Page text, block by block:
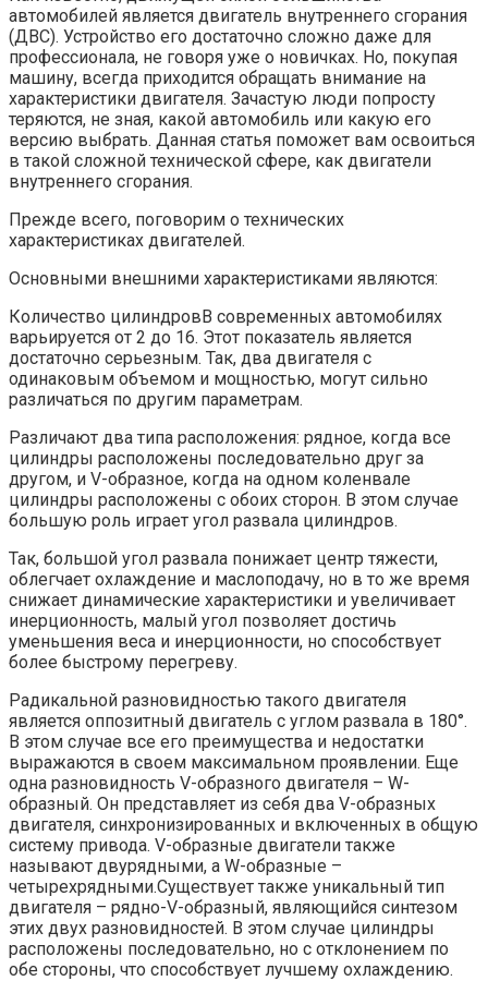
автомобилей является двигатель внутреннего сгорания
(ДВС). Устройство его достаточно сложно даже для
профессионала, не говоря уже о новичках. Но, покупая
машину, всегда приходится обращать внимание на
характеристики двигателя. Зачастую люди попросту
теряются, не зная, какой автомобиль или какую его
версию выбрать. Данная статья поможет вам освоиться
в такой сложной технической сфере, как двигатели
внутреннего сгорания.
Прежде всего, поговорим о технических
характеристиках двигателей.
Основными внешними характеристиками являются:
Количество цилиндровВ современных автомобилях
варьируется от 2 до 16. Этот показатель является
достаточно серьезным. Так, два двигателя с
одинаковым объемом и мощностью, могут сильно
различаться по другим параметрам.
Различают два типа расположения: рядное, когда все
цилиндры расположены последовательно друг за
другом, и V-образное, когда на одном коленвале
цилиндры расположены с обоих сторон. В этом случае
большую роль играет угол развала цилиндров.
Так, большой угол развала понижает центр тяжести,
облегчает охлаждение и маслоподачу, но в то же время
снижает динамические характеристики и увеличивает
инерционность, малый угол позволяет достичь
уменьшения веса и инерционности, но способствует
более быстрому перегреву.
Радикальной разновидностью такого двигателя
является оппозитный двигатель с углом развала в 180°.
В этом случае все его преимущества и недостатки
выражаются в своем максимальном проявлении. Еще
одна разновидность V-образного двигателя – W-
образный. Он представляет из себя два V-образных
двигателя, синхронизированных и включенных в общую
систему привода. V-образные двигатели также
называют двурядными, а W-образные –
четырехрядными.Существует также уникальный тип
двигателя – рядно-V-образный, являющийся синтезом
этих двух разновидностей. В этом случае цилиндры
расположены последовательно, но с отклонением по
обе стороны, что способствует лучшему охлаждению.